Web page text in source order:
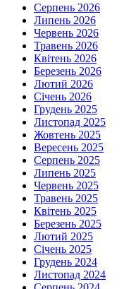
Серпень 2026
Липень 2026
Червень 2026
Травень 2026
Квітень 2026
Березень 2026
Лютий 2026
Січень 2026
Грудень 2025
Листопад 2025
Жовтень 2025
Вересень 2025
Серпень 2025
Липень 2025
Червень 2025
Травень 2025
Квітень 2025
Березень 2025
Лютий 2025
Січень 2025
Грудень 2024
Листопад 2024